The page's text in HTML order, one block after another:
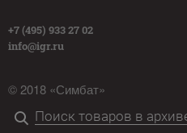
+7 (495) 933 27 02
info@igr.ru
© 2018 «Симбат»